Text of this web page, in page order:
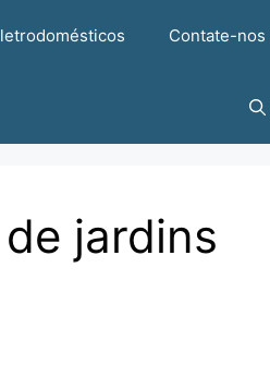
Contate-nos
jardins